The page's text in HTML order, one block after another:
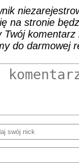
na stronie
do darmowej